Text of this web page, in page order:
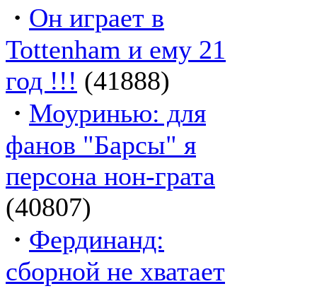
· Он играет в
Tottenham и ему 21
год !!! (41888)
· Моуринью: для
фанов "Барсы" я
персона нон-грата
(40807)
· Фердинанд:
сборной не хватает